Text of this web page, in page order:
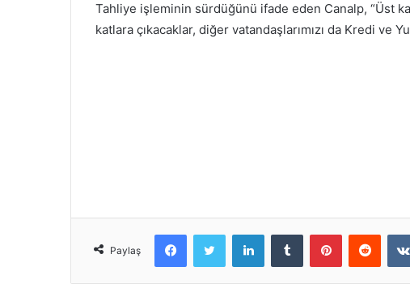
Tahliye işleminin sürdüğünü ifade eden Canalp, “Üst
katlara çıkacaklar, diğer vatandaşlarımızı da Kredi ve
Paylaş
FacebookTwitter LinkedInTumblr Pinterest